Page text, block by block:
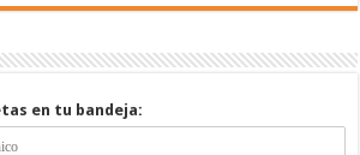
en tu bandeja: